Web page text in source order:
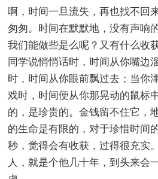
啊，时间一旦流失，再也找不回
匆匆。时间在默默地，没有声响
我们能做些是么呢？又有什么收
同学说悄悄话时，时间从你嘴边
时，时间从你眼前飘过去；当你
戏时，时间便从你那晃动的鼠标
的，是珍贵的。金钱留不住它，
的生命是有限的，对于珍惜时间
秒，觉得会有收获，过得很充实
人，就是个他几十年，到头来会